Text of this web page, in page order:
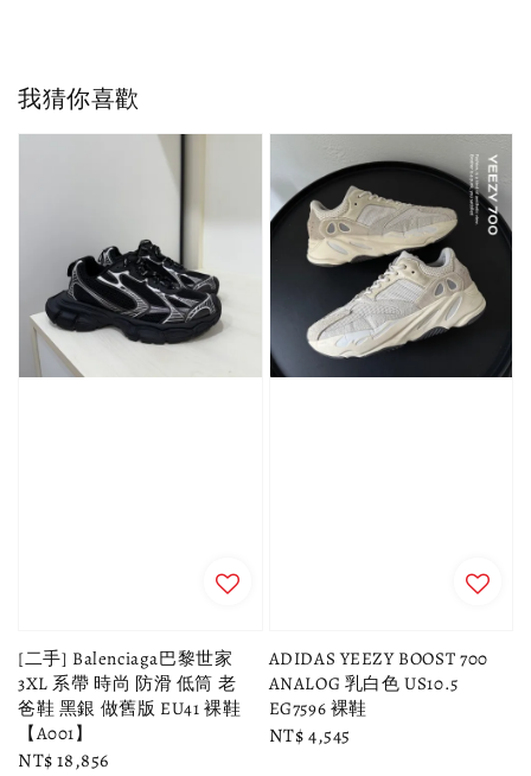
我猜你喜歡
[二手] Balenciaga巴黎世家
3XL 系帶 時尚 防滑 低筒 老
爸鞋 黑銀 做舊版 EU41 裸鞋
【A001】
Regular
NT$ 18,856
ADIDAS YEEZY BOOST 700
ANALOG 乳白色 US10.5
EG7596 裸鞋
Regular
NT$ 4,545